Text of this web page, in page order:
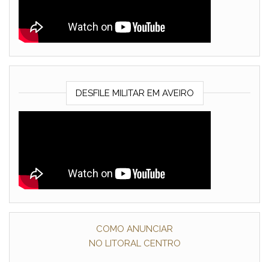
DESFILE MILITAR EM AVEIRO
COMO ANUNCIAR
NO LITORAL CENTRO